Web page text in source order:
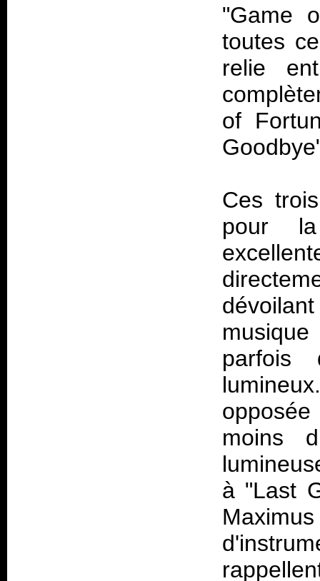
"Game
toutes
relie
of
Ces
pour
parfois
moins
à "Last